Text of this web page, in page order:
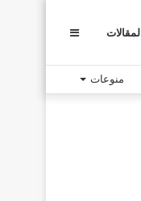
عمود
جانبي
منوعات